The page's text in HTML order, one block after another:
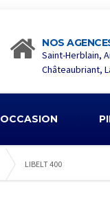
NOS
Saint-Herblain,
Châteaubriant,
OCCASION
LIBELT 400